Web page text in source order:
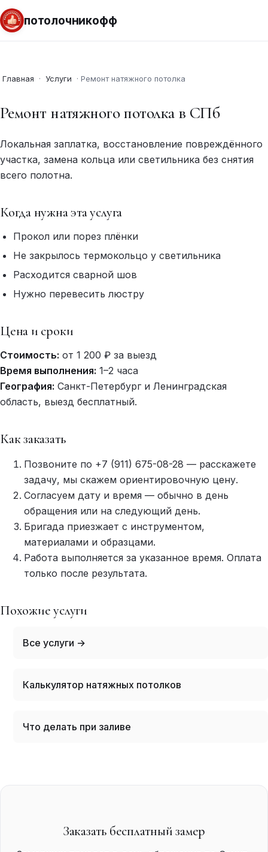
потолочникофф
Главная · Услуги · Ремонт натяжного потолка
Ремонт натяжного потолка в СПб
Локальная заплатка, восстановление повреждённого
участка, замена кольца или светильника без снятия
всего полотна.
Когда нужна эта услуга
Прокол или порез плёнки
Не закрылось термокольцо у светильника
Расходится сварной шов
Нужно перевесить люстру
Цена и сроки
Стоимость: от 1 200 ₽ за выезд
Время выполнения: 1–2 часа
География: Санкт-Петербург и Ленинградская
область, выезд бесплатный.
Как заказать
Позвоните по +7 (911) 675-08-28 — расскажете
задачу, мы скажем ориентировочную цену.
Согласуем дату и время — обычно в день
обращения или на следующий день.
Бригада приезжает с инструментом,
материалами и образцами.
Работа выполняется за указанное время. Оплата
только после результата.
Похожие услуги
Все услуги →
Калькулятор натяжных потолков
Что делать при заливе
Заказать бесплатный замер